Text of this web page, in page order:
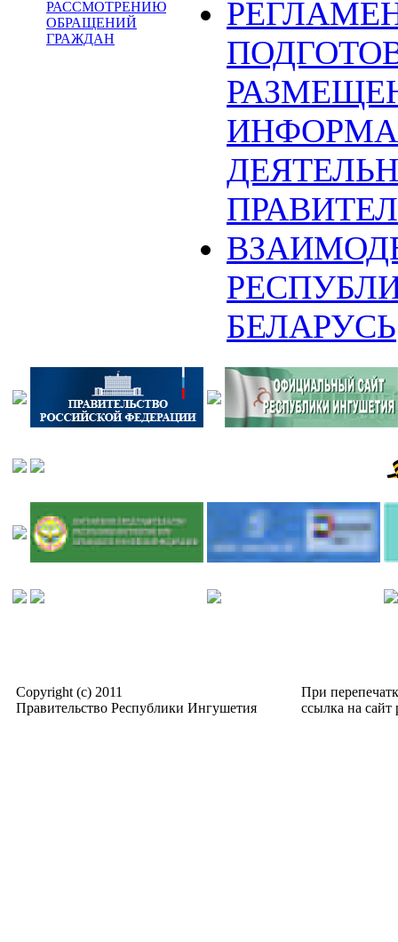
РАССМОТРЕНИЮ
ОБРАЩЕНИЙ
ГРАЖДАН
БЕЛАРУСЬ
Copyright (c) 2011
Правительство Республики Ингушетия
При
ссылка на сайт